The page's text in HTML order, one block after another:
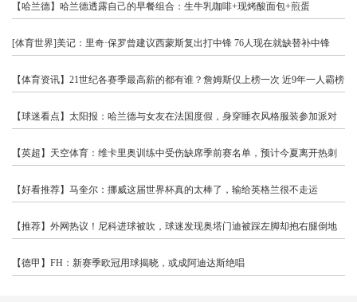
【哈兰德】哈兰德透露自己的早餐组合：生牛乳咖啡+现烤酸面包+煎蛋
[体育世界]美记：里奇·保罗曾建议西蒙斯复出打中锋 76人现在就缺替补中锋
【体育资讯】21世纪各赛季最高薪的都有谁？詹姆斯仅上榜一次 近9年一人霸榜
【球迷看点】太阳报：哈兰德与女友在法国度假，身穿睡衣风格服装参加派对
【英超】天空体育：维卡里奥训练中受伤缺席季前赛名单，预计今夏离开热刺
【好看推荐】马奎尔：挪威这届世界杯真的太棒了，输给英格兰很不走运
【推荐】外网热议！尼科进球被吹，球迷发现奥塔门迪被踩左脚却抱右腿倒地
【德甲】FH：新赛季欧冠用球揭晓，或成阿迪达斯绝唱